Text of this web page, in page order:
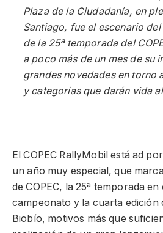
Plaza de la Ciudadanía, en
Santiago, fue el escenario
de la 25ª temporada del
a poco más de un mes de su
grandes novedades en torno
y categorías que darán vida
El COPEC RallyMobil está ad
un año muy especial, que
de COPEC, la 25ª temporada en
campeonato y la cuarta edición
Biobío, motivos más que